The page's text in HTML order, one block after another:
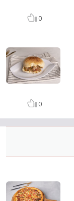
0
0